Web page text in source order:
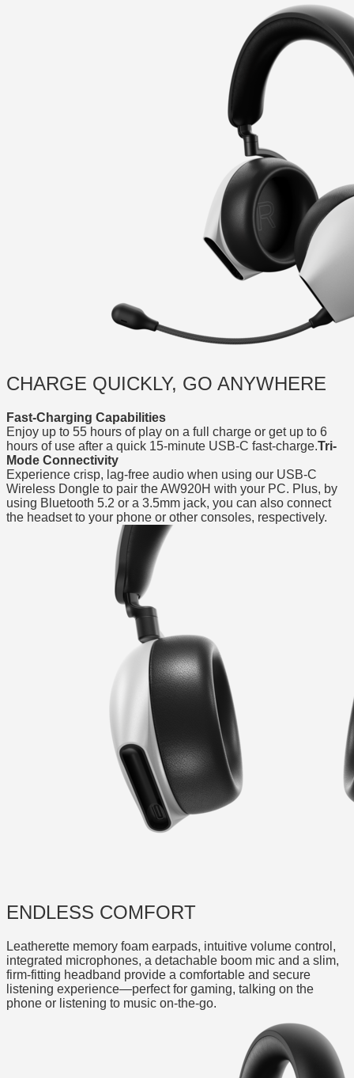
CHARGE QUICKLY, GO ANYWHERE
Fast-Charging Capabilities
Enjoy up to 55 hours of play on a full charge or get up to 6
hours of use after a quick 15-minute USB-C fast-charge.Tri-
Mode Connectivity
Experience crisp, lag-free audio when using our USB-C
Wireless Dongle to pair the AW920H with your PC. Plus, by
using Bluetooth 5.2 or a 3.5mm jack, you can also connect
the headset to your phone or other consoles, respectively.
ENDLESS COMFORT
Leatherette memory foam earpads, intuitive volume control,
integrated microphones, a detachable boom mic and a slim,
firm-fitting headband provide a comfortable and secure
listening experience—perfect for gaming, talking on the
phone or listening to music on-the-go.